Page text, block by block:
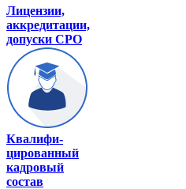
Лицензии,
аккредитации,
допуски СРО
Квалифи-
цированный
кадровый
состав